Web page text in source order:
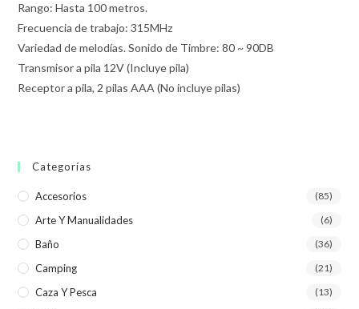
Rango: Hasta 100 metros.
Frecuencia de trabajo: 315MHz
Variedad de melodías. Sonido de Timbre: 80 ~ 90DB
Transmisor a pila 12V (Incluye pila)
Receptor a pila, 2 pilas AAA (No incluye pilas)
Categorías
Accesorios (85)
Arte Y Manualidades (6)
Baño (36)
Camping (21)
Caza Y Pesca (13)